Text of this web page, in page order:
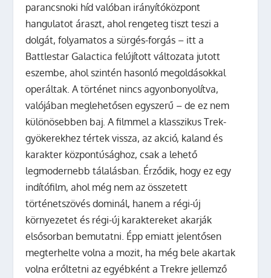
parancsnoki híd valóban irányítóközpont
hangulatot áraszt, ahol rengeteg tiszt teszi a
dolgát, folyamatos a sürgés-forgás – itt a
Battlestar Galactica felújított változata jutott
eszembe, ahol szintén hasonló megoldásokkal
operáltak. A történet nincs agyonbonyolítva,
valójában meglehetősen egyszerű – de ez nem
különösebben baj. A filmmel a klasszikus Trek-
gyökerekhez tértek vissza, az akció, kaland és
karakter központúsághoz, csak a lehető
legmodernebb tálalásban. Érződik, hogy ez egy
indítófilm, ahol még nem az összetett
történetszövés dominál, hanem a régi-új
környezetet és régi-új karaktereket akarják
elsősorban bemutatni. Épp emiatt jelentősen
megterhelte volna a mozit, ha még bele akartak
volna erőltetni az egyébként a Trekre jellemző